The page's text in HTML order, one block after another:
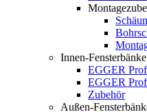
Innen-Fensterbänke
EGGER
EGGER
Zubehör
Außen-